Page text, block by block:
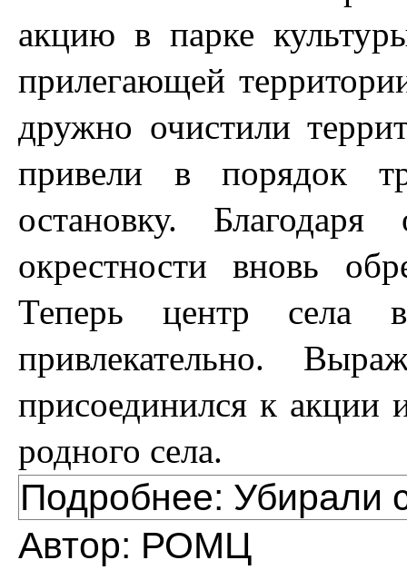
акцию в парке
прилегающей
дружно очистили
привели в порядок
остановку.
окрестности вновь
Теперь центр села
привлекательно.
присоединился к акции
родного села.
Подробнее: Убирали
Автор: РОМЦ